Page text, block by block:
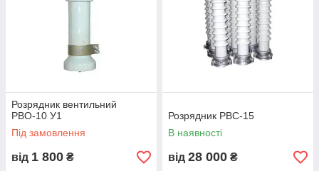
Розрядник вентильний
РВО-10 У1
Під замовлення
від 1 800 ₴
Розрядник РВС-15
В наявності
від 28 000 ₴